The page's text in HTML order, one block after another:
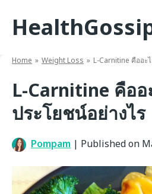
content
Home Weight Loss L-Carnitine คืออะ
L-Carnitine คืออ
ประโยชน์อย่างไร
Pompam | Published on